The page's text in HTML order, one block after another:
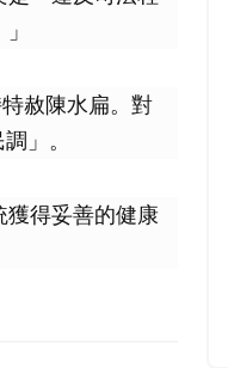
赦陳水扁。對
」。
獲得妥善的健康